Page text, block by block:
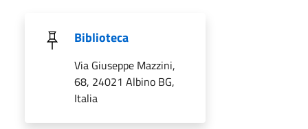
Biblioteca
Via Giuseppe Mazzini,
68, 24021 Albino BG,
Italia